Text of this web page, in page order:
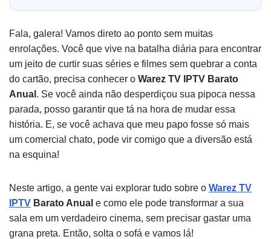
Fala, galera! Vamos direto ao ponto sem muitas
enrolações. Você que vive na batalha diária para encontrar
um jeito de curtir suas séries e filmes sem quebrar a conta
do cartão, precisa conhecer o Warez TV IPTV Barato
Anual . Se você ainda não desperdiçou sua pipoca nessa
parada, posso garantir que tá na hora de mudar essa
história. E, se você achava que meu papo fosse só mais
um comercial chato, pode vir comigo que a diversão está
na esquina!
Neste artigo, a gente vai explorar tudo sobre o Warez TV
IPTV Barato Anual e como ele pode transformar a sua
sala em um verdadeiro cinema, sem precisar gastar uma
grana preta. Então, solta o sofá e vamos lá!